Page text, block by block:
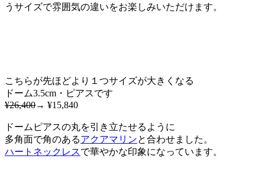
うサイズで雰囲気の違いをお楽しみいただけます。
こちらが先ほどより１つサイズが大きくなる
ドーム3.5cm・ピアスです
¥26,400→ ¥15,840
ドームピアスの丸を引き立たせるように
多角面で角のあるアクアマリンと合わせました。
ハートネックレスで華やかな印象になっています。